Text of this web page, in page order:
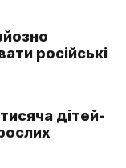
російські
дітей-